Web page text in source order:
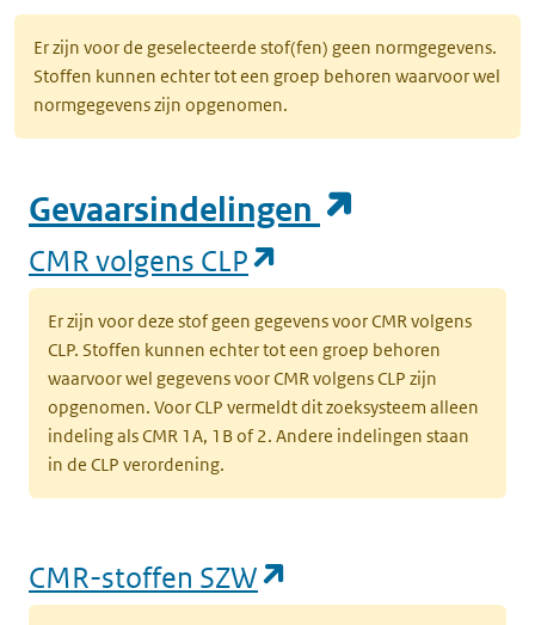
Er zijn voor de geselecteerde stof(fen) geen normgegevens.
Stoffen kunnen echter tot een groep behoren waarvoor wel
normgegevens zijn opgenomen.
Gevaarsindelingen
CMR volgens CLP
Er zijn voor deze stof geen gegevens voor CMR volgens
CLP. Stoffen kunnen echter tot een groep behoren
waarvoor wel gegevens voor CMR volgens CLP zijn
opgenomen. Voor CLP vermeldt dit zoeksysteem alleen
indeling als CMR 1A, 1B of 2. Andere indelingen staan
in de CLP verordening.
CMR-stoffen SZW